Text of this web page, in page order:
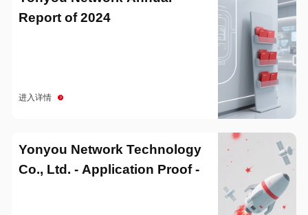
Report of 2024
进入详情
Yonyou Network Technology
Co., Ltd. - Application Proof -